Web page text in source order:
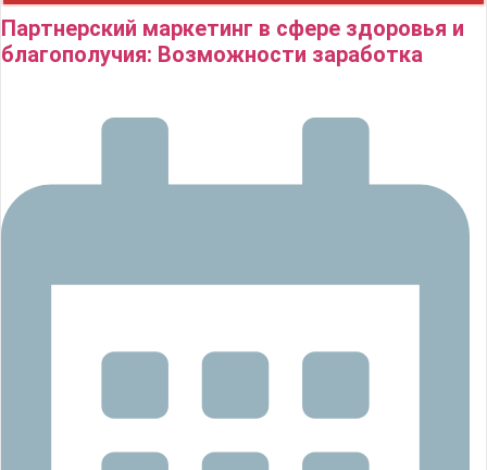
Партнерский маркетинг в сфере здоровья и
благополучия: Возможности заработка